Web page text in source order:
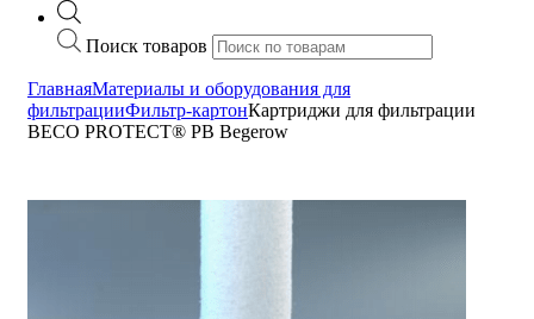
Поиск товаров
ГлавнаяМатериалы и оборудования для
фильтрацииФильтр-картонКартриджи для фильтрации
BECO PROTECT® PB Begerow